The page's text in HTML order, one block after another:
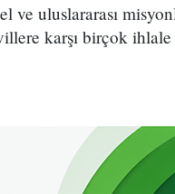
ve uluslararası
karşı birçok ihlale